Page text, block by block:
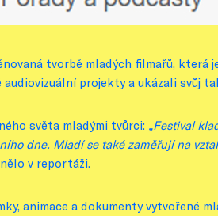
tvorbě mladých filmařů,
projekty a ukázali svůj
světa mladými tvůrci: „Festival
dne. Mladí se také zaměřují na
v reportáži.
animace a dokumenty vytvořené